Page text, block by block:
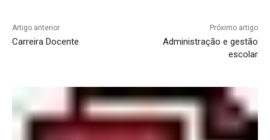
Artigo anterior
Carreira Docente
Próximo artigo
Administração e gestão
escolar